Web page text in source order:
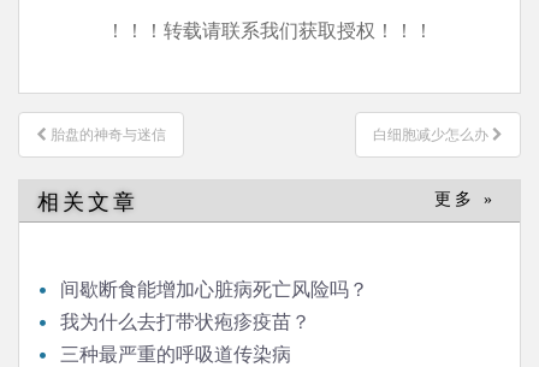
！！！转载请联系我们获取授权！！！
文
章
导
航
胎盘的神奇与迷信 白细胞减少怎么办
相关文章 更多 »
间歇断食能增加心脏病死亡风险吗？
我为什么去打带状疱疹疫苗？
三种最严重的呼吸道传染病